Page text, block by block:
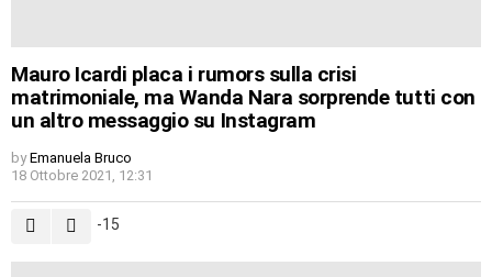
Mauro Icardi placa i rumors sulla crisi
matrimoniale, ma Wanda Nara sorprende tutti con
un altro messaggio su Instagram
by Emanuela Bruco
18 Ottobre 2021, 12:31
-15